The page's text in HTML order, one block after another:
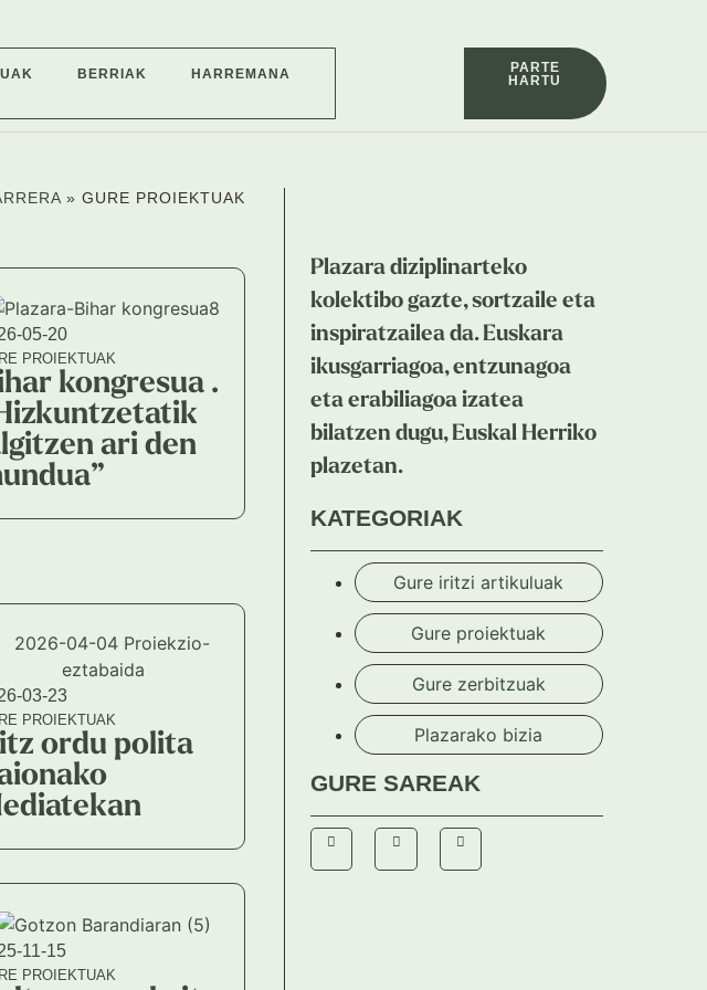
BERRIAK HARREMANA
PARTE
HARTU
»GURE PROIEKTUAK
05-20
PROIEKTUAK
kongresua .
ari den
03-23
PROIEKTUAK
ordu polita
11-15
PROIEKTUAK
Plazara diziplinarteko
kolektibo gazte, sortzaile eta
inspiratzailea da. Euskara
ikusgarriagoa, entzunagoa
eta erabiliagoa izatea
bilatzen dugu, Euskal Herriko
plazetan.
KATEGORIAK
Gure iritzi artikuluak
Gure proiektuak
Gure zerbitzuak
Plazarako bizia
GURE SAREAK